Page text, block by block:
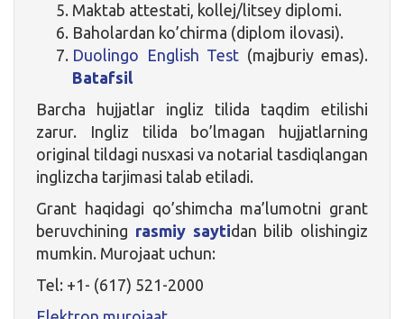
Maktab attestati, kollej/litsey diplomi.
Baholardan ko’chirma (diplom ilovasi).
Duolingo English Test (majburiy emas).
Batafsil
Barcha hujjatlar ingliz tilida taqdim etilishi
zarur. Ingliz tilida bo’lmagan hujjatlarning
original tildagi nusxasi va notarial tasdiqlangan
inglizcha tarjimasi talab etiladi.
Grant haqidagi qo’shimcha ma’lumotni grant
beruvchining rasmiy saytidan bilib olishingiz
mumkin. Murojaat uchun:
Tel: +1- (617) 521-2000